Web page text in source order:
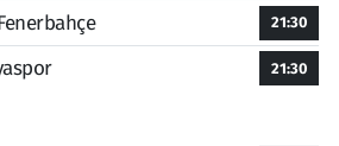
21:30
21:30